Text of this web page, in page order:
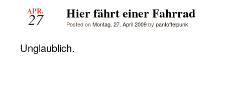
APR.
27 Hier fährt einer Fahrrad
Posted onMontag, 27. April 2009by pantoffelpunk
Unglaublich.